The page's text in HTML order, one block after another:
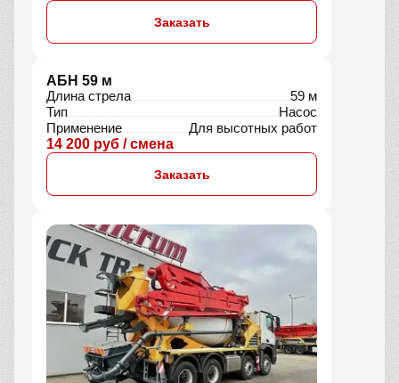
Заказать
АБН 59 м
Длина стрела
59 м
Тип
Насос
Применение
Для высотных работ
14 200 руб / смена
Заказать